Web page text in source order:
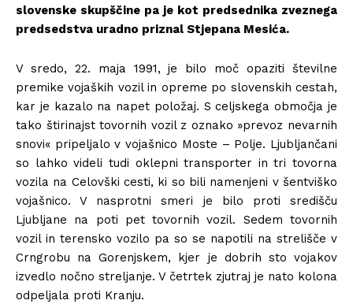
slovenske skupščine pa je kot predsednika zveznega
predsedstva uradno priznal Stjepana Mesića.
V sredo, 22. maja 1991, je bilo moč opaziti številne
premike vojaških vozil in opreme po slovenskih cestah,
kar je kazalo na napet položaj. S celjskega območja je
tako štirinajst tovornih vozil z oznako »prevoz nevarnih
snovi« pripeljalo v vojašnico Moste – Polje. Ljubljančani
so lahko videli tudi oklepni transporter in tri tovorna
vozila na Celovški cesti, ki so bili namenjeni v šentviško
vojašnico. V nasprotni smeri je bilo proti središču
Ljubljane na poti pet tovornih vozil. Sedem tovornih
vozil in terensko vozilo pa so se napotili na strelišče v
Crngrobu na Gorenjskem, kjer je dobrih sto vojakov
izvedlo nočno streljanje. V četrtek zjutraj je nato kolona
odpeljala proti Kranju.